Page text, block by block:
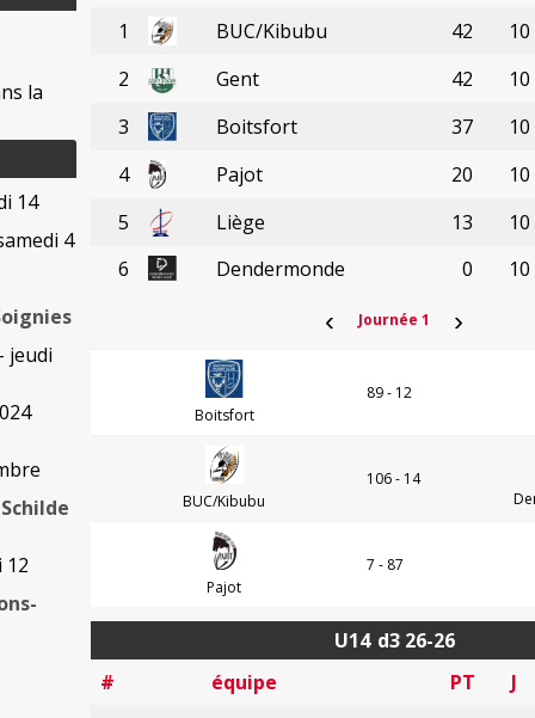
la
14
4
- jeudi
12
1
BUC/Kibubu 42
10
2
Gent 42
10
3
Boitsfort 37
10
4
Pajot 20
10
5
Liège 13
10
6
Dendermonde 0 10
‹ Journée 1 ›
Boitsfort
89 - 12
BUC/Kibubu
106 - 14
Pajot
7 - 87
U14 d3 26-26
#
équipe PT
J